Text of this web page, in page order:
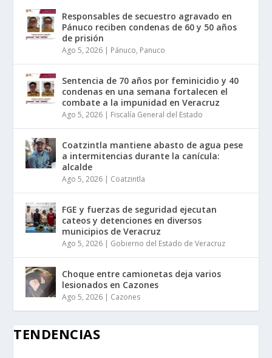
Responsables de secuestro agravado en
Pánuco reciben condenas de 60 y 50 años
de prisión
Ago 5, 2026 | Pánuco, Panuco
Sentencia de 70 años por feminicidio y 40
condenas en una semana fortalecen el
combate a la impunidad en Veracruz
Ago 5, 2026 | Fiscalía General del Estado
Coatzintla mantiene abasto de agua pese
a intermitencias durante la canícula:
alcalde
Ago 5, 2026 | Coatzintla
FGE y fuerzas de seguridad ejecutan
cateos y detenciones en diversos
municipios de Veracruz
Ago 5, 2026 | Gobierno del Estado de Veracruz
Choque entre camionetas deja varios
lesionados en Cazones
Ago 5, 2026 | Cazones
TENDENCIAS